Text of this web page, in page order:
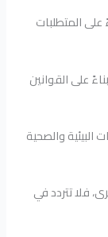
على المتطلبات
على القوانين
البيئية والصحية
فلا تتردد في